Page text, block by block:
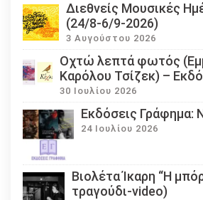
Διεθνείς Μουσικές
(24/8-6/9-2026)
3 Αυγούστου 2026
Οχτώ λεπτά φωτός
Καρόλου Τσίζεκ) –
30 Ιουλίου 2026
Εκδόσεις Γράφημα:
24 Ιουλίου 2026
Βιολέτα Ίκαρη “Η
τραγούδι-video)